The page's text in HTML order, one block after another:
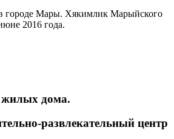
городе Мары. Хякимлик Марыйского
2016 года.
жилых дома.
развлекательный центр